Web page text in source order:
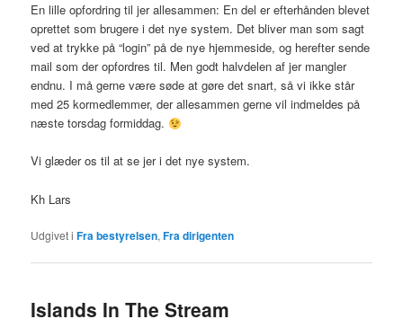
En lille opfordring til jer allesammen: En del er efterhånden blevet
oprettet som brugere i det nye system. Det bliver man som sagt
ved at trykke på “login” på de nye hjemmeside, og herefter sende
mail som der opfordres til. Men godt halvdelen af jer mangler
endnu. I må gerne være søde at gøre det snart, så vi ikke står
med 25 kormedlemmer, der allesammen gerne vil indmeldes på
næste torsdag formiddag.
Vi glæder os til at se jer i det nye system.
Kh Lars
Udgivet i Fra bestyrelsen,Fra dirigenten
Islands In The Stream